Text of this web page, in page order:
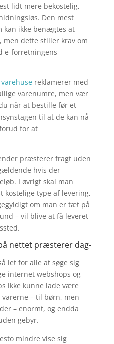
lidt mere bekostelig,
Den mest
kan ikke benægtes at
men dette stiller krav om
e-forretningens
reklamerer med
varenumre, men vær
når at bestille før et
til at de kan nå
for at
præsterer fragt uden
hvis der
I øvrigt skal man
kostelige type af levering,
om man er tæt på
– vil blive at få leveret
nettet præsterer dag-
let for alle at søge sig
internet webshops og
ikke kunne lade være
– til børn, men
– enormt, og endda
gebyr.
mindre vise sig